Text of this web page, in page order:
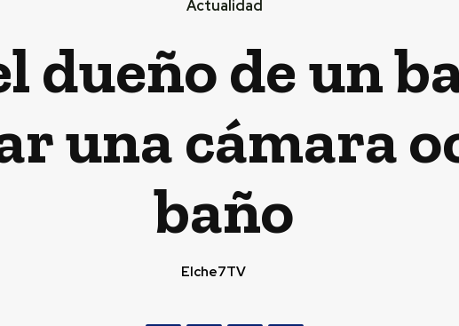
Actualidad
dueño de un
una cámara
baño
Elche7TV